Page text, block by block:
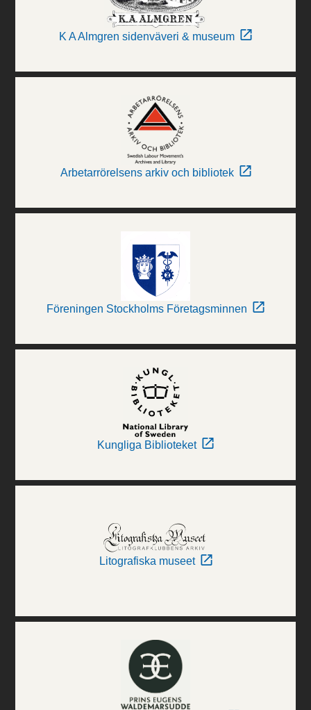
K A Almgren sidenväveri & museum
Arbetarrörelsens arkiv och bibliotek
Föreningen Stockholms Företagsminnen
Kungliga Biblioteket
Litografiska museet